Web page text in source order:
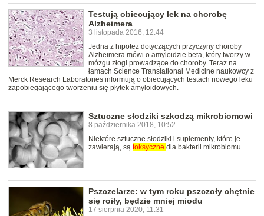
Testują obiecujący lek na chorobę
Alzheimera
3 listopada 2016, 12:44
Jedna z hipotez dotyczących przyczyny choroby
Alzheimera mówi o amyloidzie beta, który tworzy w
mózgu złogi prowadzące do choroby. Teraz na
łamach Science Translational Medicine naukowcy z
Merck Research Laboratories informują o obiecujących testach nowego leku
zapobiegającego tworzeniu się płytek amyloidowych.
Sztuczne słodziki szkodzą mikrobiomowi
8 października 2018, 10:52
Niektóre sztuczne słodziki i suplementy, które je
zawierają, są toksyczne dla bakterii mikrobiomu.
Pszczelarze: w tym roku pszczoły chętnie
się roiły, będzie mniej miodu
17 sierpnia 2020, 11:31